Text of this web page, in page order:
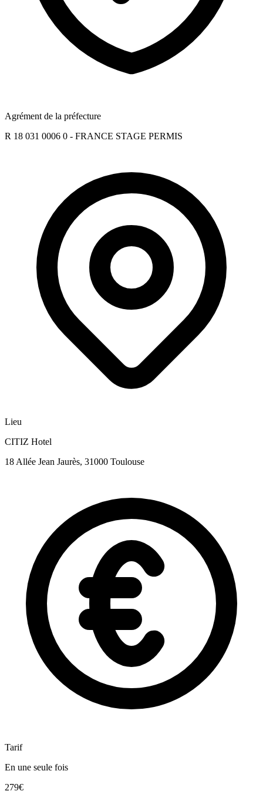
Agrément de la préfecture
R 18 031 0006 0 - FRANCE STAGE PERMIS
Lieu
CITIZ Hotel
18 Allée Jean Jaurès, 31000 Toulouse
Tarif
En une seule fois
279€